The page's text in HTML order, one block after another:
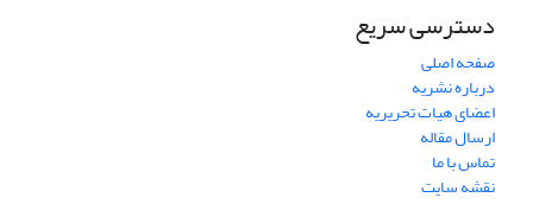
دسترسی سریع
صفحه اصلی
درباره نشریه
اعضای هیات تحریریه
ارسال مقاله
تماس با ما
نقشه سایت